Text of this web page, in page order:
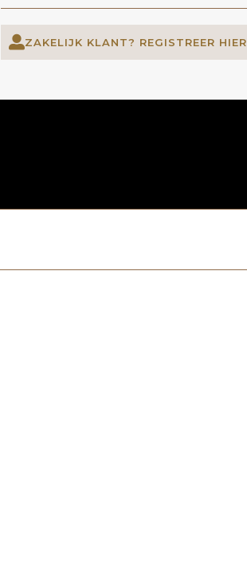
ZAKELIJK KLANT? REGISTREER HIER